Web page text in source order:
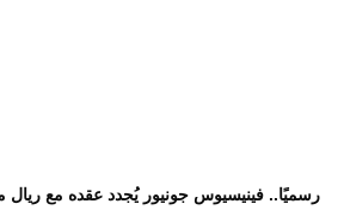
رسميًا.. فينيسيوس جونيور يُجدد عقده مع ريال